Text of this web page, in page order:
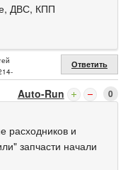
ДВС, КПП
Ответить
Auto-Run 0
расходников и
запчасти начали